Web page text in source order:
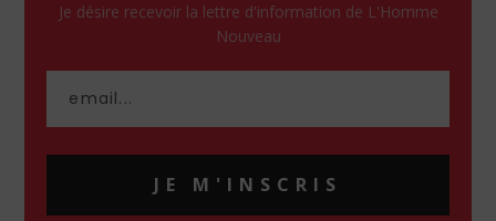
Je désire recevoir la lettre d'information de L'Homme
Nouveau
JE M'INSCRIS